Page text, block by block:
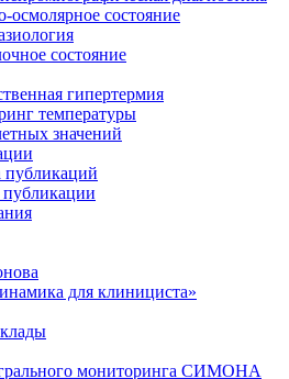
осмолярное состояние
состояние
гипертермия
температуры
значений
публикаций
публикации
для клинициста»
мониторинга СИМОНА